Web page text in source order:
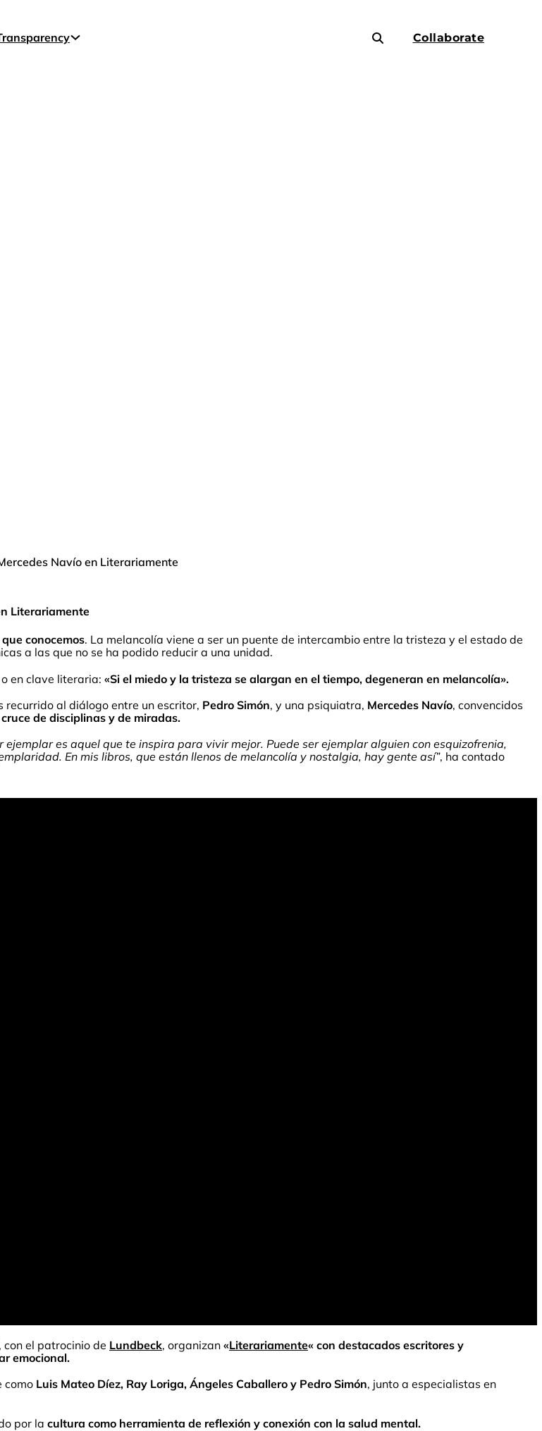
Collaborate
Navío en Literariamente
Literariamente
conocemos. La melancolía viene a ser un puente de intercambio entre la tristeza y el estado de
a las que no se ha podido reducir a una unidad.
en clave literaria: «Si el miedo y la tristeza se alargan en el tiempo, degeneran en melancolía».
recurrido al diálogo entre un escritor, Pedro Simón, y una psiquiatra, Mercedes Navío, convencidos
de disciplinas y de miradas.
es aquel que te inspira para vivir mejor. Puede ser ejemplar alguien con esquizofrenia,
En mis libros, que están llenos de melancolía y nostalgia, hay gente así”, ha contado
, con el patrocinio de Lundbeck, organizan «Literariamente« con destacados escritores y
emocional.
como Luis Mateo Díez, Ray Loriga, Ángeles Caballero y Pedro Simón, junto a especialistas en
por la cultura como herramienta de reflexión y conexión con la salud mental.